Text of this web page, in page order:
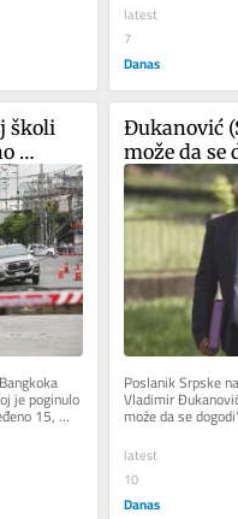
latest
7
Danas
školi
je poginulo
15,
Đukanović
može da se
izborima
takozvanih
lista
Poslanik Srpske
Vladimir
može da se
parlamentarnim
latest
10
Danas